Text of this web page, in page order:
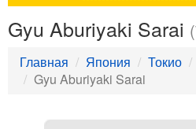
Gyu Aburiyaki Sarai
Главная Япония Токио
Gyu Aburiyaki Sarai